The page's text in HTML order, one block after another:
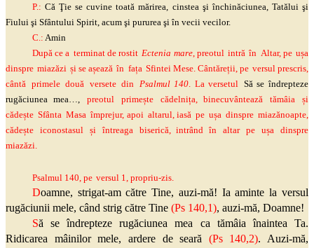
P.: CăŢie se cuvine toată mărirea, cinstea şi închinăciunea, Tatălui şi
Fiului şi Sfântului Spirit, acum şi pururea şi în vecii vecilor.
C.: Amin
După cea terminatderostit Ectenia mare, preotul intră în Altar, pe ușa
dinspre miazăzi și seașează în fața Sfintei Mese. Cântăreții pe versul prescris,
cântă primele două versete din Psalmul140 . Laversetul Să seîndrepteze
rugăciunea mea…, preotul primește cădelnița binecuvântează tămâia
și
cădește Sfânta Masa împrejur, apoi altarul ,iasă pe ușa dinspre miazănoapte
cădește iconostasul și întreaga biserică intrând în altar pe ușa
dinspre
miazăzi
Psalmul 140, pe versul 1, propriu-zis.
Doamne, strigat-am către Tine, auzi-mă! Ia aminte la versul
rugăciunii mele, când strig către Tine (Ps 140,1), auzi-mă, Doamne!
Să seîndrepteze rugăciunea mea ca tămâia înaintea Ta.
Ridicarea mâinilor mele, ardere de seară (Ps140,2). Auzi-mă,